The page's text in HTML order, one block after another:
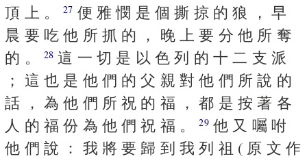
頂 上 。27 便 雅 憫 是 個 撕 掠 的 狼 ， 早
晨 要 吃 他 所 抓 的 ， 晚 上 要 分 他 所 奪
的 。
28 這 一 切 是 以 色 列 的 十 二 支 派
； 這 也 是 他 們 的 父 親 對 他 們 所 說 的
話 ， 為 他 們 所 祝 的 福 ， 都 是 按 著 各
人 的 福 份 為 他 們 祝 福 。29他 又 囑 咐
他 們 說 ： 我 將 要 歸 到 我 列 祖 ( 原 文 作